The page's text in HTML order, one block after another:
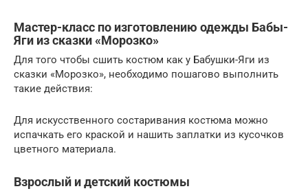
Мастер-класс по изготовлению одежды Бабы-
Яги из сказки «Морозко»
Для того чтобы сшить костюм как у Бабушки-Яги из
сказки «Морозко», необходимо пошагово выполнить
такие действия:
Для искусственного состаривания костюма можно
испачкать его краской и нашить заплатки из кусочков
цветного материала.
Взрослый и детский костюмы